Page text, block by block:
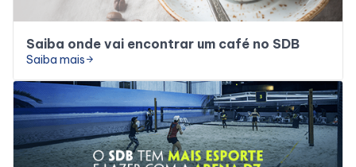
Saiba onde vai encontrar um café no SDB
Saiba mais arrow_forward